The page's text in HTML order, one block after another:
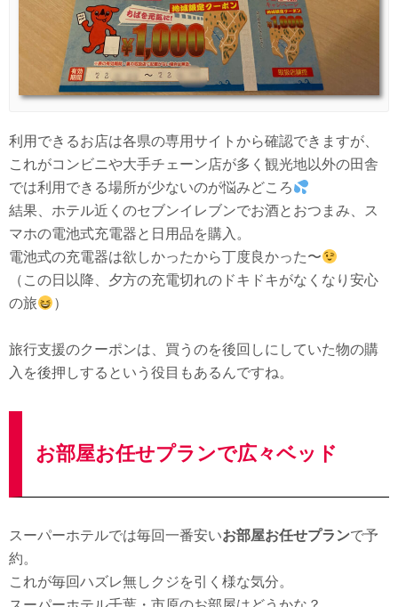
利用できるお店は各県の専用サイトから確認できますが、
これがコンビニや大手チェーン店が多く観光地以外の田舎
では利用できる場所が少ないのが悩みどころ
結果、ホテル近くのセブンイレブンでお酒とおつまみ、ス
マホの電池式充電器と日用品を購入。
電池式の充電器は欲しかったから丁度良かった〜
（この日以降、夕方の充電切れのドキドキがなくなり安心
の旅
）
旅行支援のクーポンは、買うのを後回しにしていた物の購
入を後押しするという役目もあるんですね。
お部屋お任せプランで広々ベッド
スーパーホテルでは毎回一番安いお部屋お任せプランで予
約。
これが毎回ハズレ無しクジを引く様な気分。